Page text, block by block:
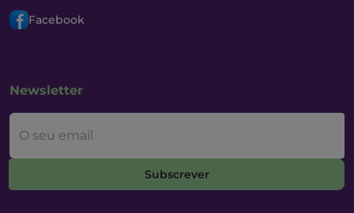
Facebook
Newsletter
O seu email
Subscrever